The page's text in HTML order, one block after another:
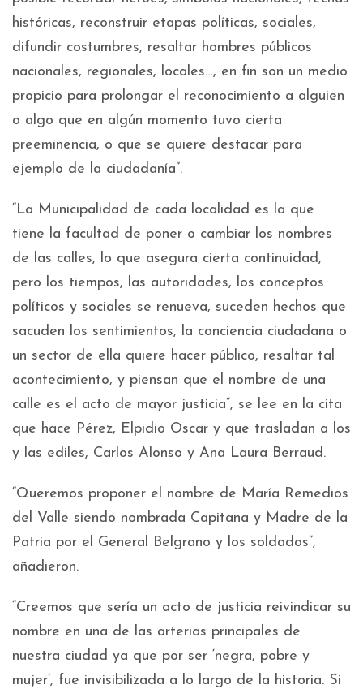
históricas, reconstruir etapas políticas, sociales,
difundir costumbres, resaltar hombres públicos
nacionales, regionales, locales…, en fin son un medio
propicio para prolongar el reconocimiento a alguien
o algo que en algún momento tuvo cierta
preeminencia, o que se quiere destacar para
ejemplo de la ciudadanía”.
“La Municipalidad de cada localidad es la que
tiene la facultad de poner o cambiar los nombres
de las calles, lo que asegura cierta continuidad,
pero los tiempos, las autoridades, los conceptos
políticos y sociales se renueva, suceden hechos que
sacuden los sentimientos, la conciencia ciudadana o
un sector de ella quiere hacer público, resaltar tal
acontecimiento, y piensan que el nombre de una
calle es el acto de mayor justicia”, se lee en la cita
que hace Pérez, Elpidio Oscar y que trasladan a los
y las ediles, Carlos Alonso y Ana Laura Berraud.
“Queremos proponer el nombre de María Remedios
del Valle siendo nombrada Capitana y Madre de la
Patria por el General Belgrano y los soldados”,
añadieron.
“Creemos que sería un acto de justicia reivindicar su
nombre en una de las arterias principales de
nuestra ciudad ya que por ser ‘negra, pobre y
mujer’, fue invisibilizada a lo largo de la historia. Si